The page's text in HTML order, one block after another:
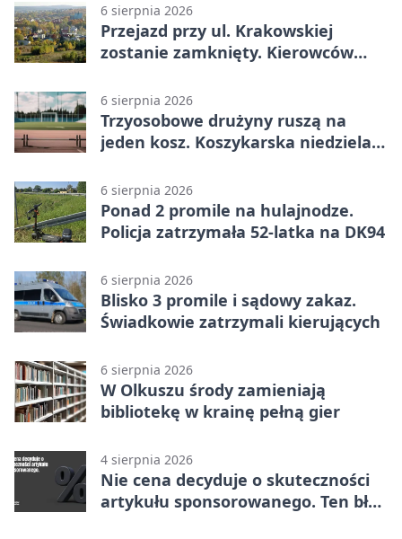
6 sierpnia 2026
Przejazd przy ul. Krakowskiej
zostanie zamknięty. Kierowców
6 sierpnia 2026
Trzyosobowe drużyny ruszą na
jeden kosz. Koszykarska niedziela
6 sierpnia 2026
Ponad 2 promile na hulajnodze.
Policja zatrzymała 52-latka na DK94
6 sierpnia 2026
Blisko 3 promile i sądowy zakaz.
Świadkowie zatrzymali kierujących
6 sierpnia 2026
W Olkuszu środy zamieniają
bibliotekę w krainę pełną gier
4 sierpnia 2026
Nie cena decyduje o skuteczności
artykułu sponsorowanego. Ten błąd